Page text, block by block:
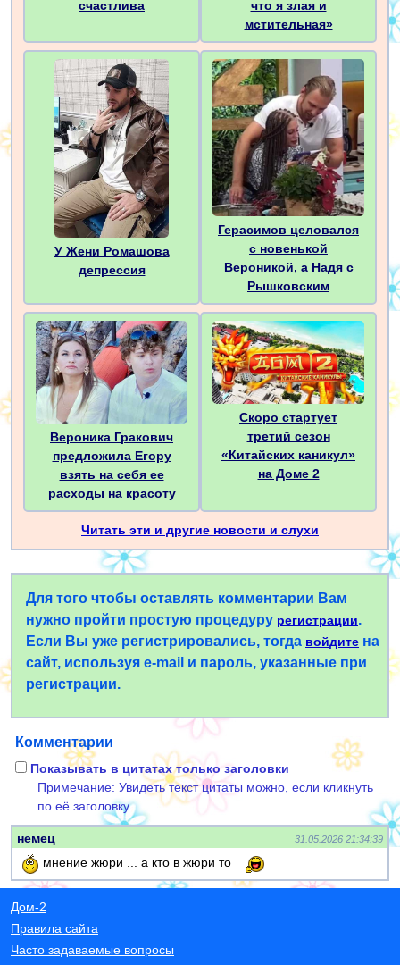
счастлива
что я злая и
мстительная»
У Жени Ромашова
депрессия
Герасимов целовался
с новенькой
Вероникой, а Надя с
Рышковским
Вероника Гракович
предложила Егору
взять на себя ее
расходы на красоту
Скоро стартует
третий сезон
«Китайских каникул»
на Доме 2
Читать эти и другие новости и слухи
Для того чтобы оставлять комментарии Вам
нужно пройти простую процедуру регистрации.
Если Вы уже регистрировались, тогда войдите на
сайт, используя e-mail и пароль, указанные при
регистрации.
Комментарии
Показывать в цитатах только заголовки
Примечание: Увидеть текст цитаты можно, если кликнуть
по её заголовку
немец 31.05.2026 21:34:39
мнение жюри ... а кто в жюри то
Дом-2
Правила сайта
Часто задаваемые вопросы